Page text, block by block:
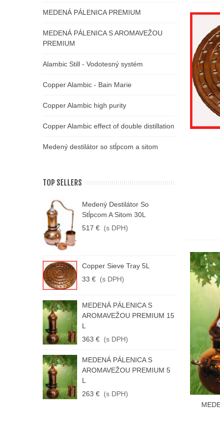
MEDENÁ PÁLENICA PREMIUM
MEDENÁ PÁLENICA S AROMAVEŽOU
PREMIUM
Alambic Still - Vodotesný systém
Copper Alambic - Bain Marie
Copper Alambic high purity
Copper Alambic effect of double distillation
Medený destilátor so stĺpcom a sitom
TOP SELLERS
Medený Destilátor So
Stĺpcom A Sitom 30L
517 € (s DPH)
Copper Sieve Tray 5L
33 € (s DPH)
MEDENÁ PÁLENICA S
AROMAVEŽOU PREMIUM 15
L
363 € (s DPH)
MEDENÁ PÁLENICA S
AROMAVEŽOU PREMIUM 5
L
263 € (s DPH)
Vložiť
Vložiť